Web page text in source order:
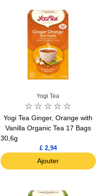
Yogi Tea
Yogi Tea Ginger, Orange with
Vanilla Organic Tea 17 Bags
30,6g
£ 2,94
Ajouter